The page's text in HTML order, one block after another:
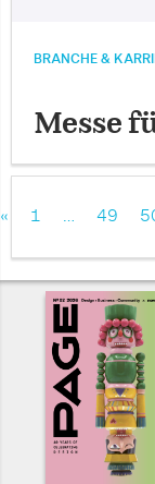
BRANCHE &
Messe
« 1 49